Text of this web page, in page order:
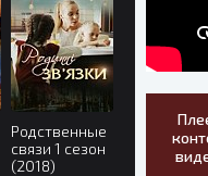
Родственные
связи 1 сезон
(2018)